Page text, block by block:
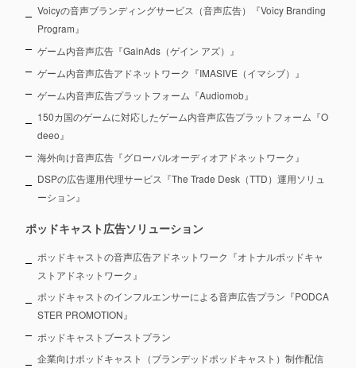
Voicyの音声ブランディングサービス（音声広告）『Voicy Branding
Program』
ゲーム内音声広告『GainAds（ゲイン アズ）』
ゲーム内音声広告アドネットワーク『IMASIVE（イマシブ）』
ゲーム内音声広告プラットフォーム『Audiomob』
150カ国のゲームに対応したゲーム内音声広告プラットフォーム『O
deeo』
海外向け音声広告『グローバルオーディオアドネットワーク』
DSPの広告運用代理サービス『The Trade Desk（TTD）運用ソリュ
ーション』
ポッドキャスト広告ソリューション
ポッドキャストの音声広告アドネットワーク『オトナルポッドキャ
ストアドネットワーク』
ポッドキャストのインフルエンサーによる音声広告プラン『PODCA
STER PROMOTION』
ポッドキャストブーストプラン
企業向けポッドキャスト（ブランデッドポッドキャスト）制作配信